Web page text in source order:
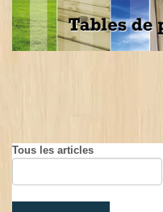
Tous les articles